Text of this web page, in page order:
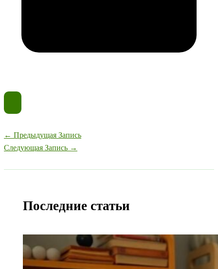
← Предыдущая Запись
Следующая Запись →
Последние статьи